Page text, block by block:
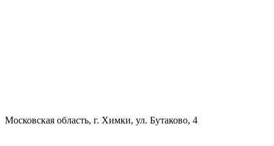
Московская область, г. Химки, ул. Бутаково, 4